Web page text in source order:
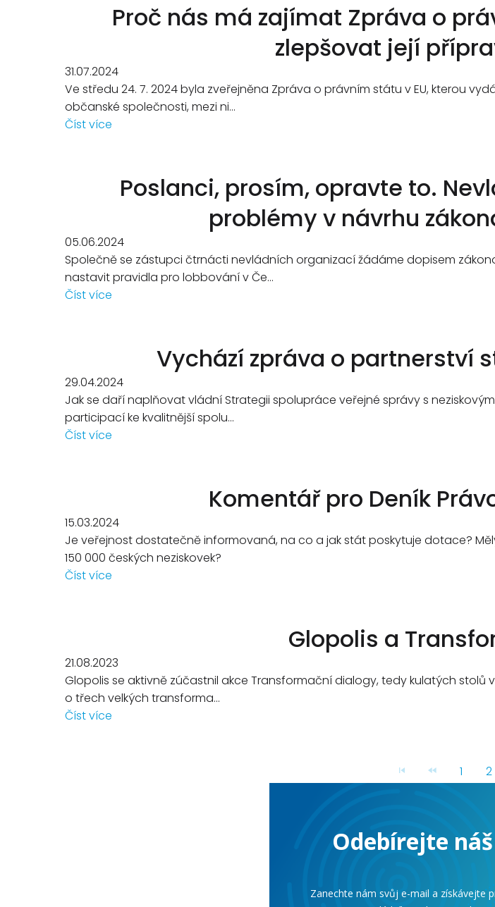
Proč nás má zajímat Zpráva o
zlepšovat její
31.07.2024
Ve středu 24. 7. 2024 byla zveřejněna Zpráva o právním státu v EU, kterou
občanské společnosti, mezi ni...
Číst více
Poslanci, prosím, opravte to.
problémy v návrhu
05.06.2024
Společně se zástupci čtrnácti nevládních organizací žádáme dopisem
nastavit pravidla pro lobbování v Če...
Číst více
Vychází zpráva o partnerství
29.04.2024
Jak se daří naplňovat vládní Strategii spolupráce veřejné správy s
participací ke kvalitnější spolu...
Číst více
Komentář pro Deník
15.03.2024
Je veřejnost dostatečně informovaná, na co a jak stát poskytuje dotace?
150 000 českých neziskovek?
Číst více
Glopolis a
21.08.2023
Glopolis se aktivně zúčastnil akce Transformační dialogy, tedy kulatých
o třech velkých transforma...
Číst více
1 2
Odebírejte
Zanechte nám svůj e-mail a získávejte